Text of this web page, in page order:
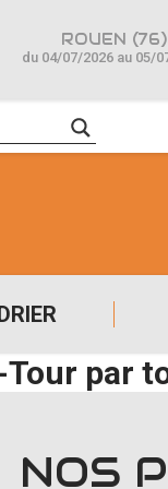
ROUEN (76)
du 04/07/2026 au 05/
Tour par
NOS